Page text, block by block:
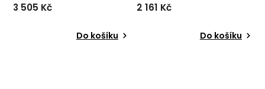
3 505 Kč
Do košíku
2 161 Kč
Do košíku